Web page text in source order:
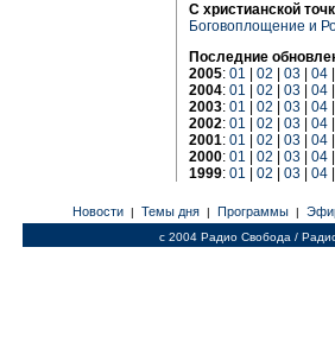
С христианской
Боговоплощение и
Последние
2005: 01 02 03 04
2004: 01 02 03 04
2003: 01 02 03 04
2002: 01 02 03 04
2001: 01 02 03 04
2000: 01 02 03 04
1999: 01 02 03 04
Новости | Темы дня | Программы |
c 2004 Радио Свобода /